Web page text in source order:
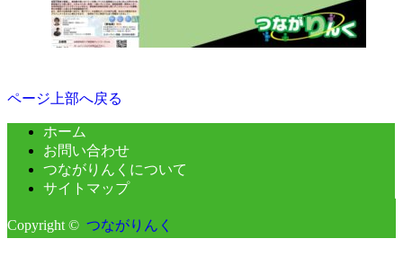
ページ上部へ戻る
ホーム
お問い合わせ
つながりんくについて
サイトマップ
Copyright © つながりんく